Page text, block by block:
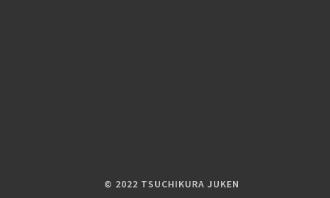
© 2022 TSUCHIKURA JUKEN